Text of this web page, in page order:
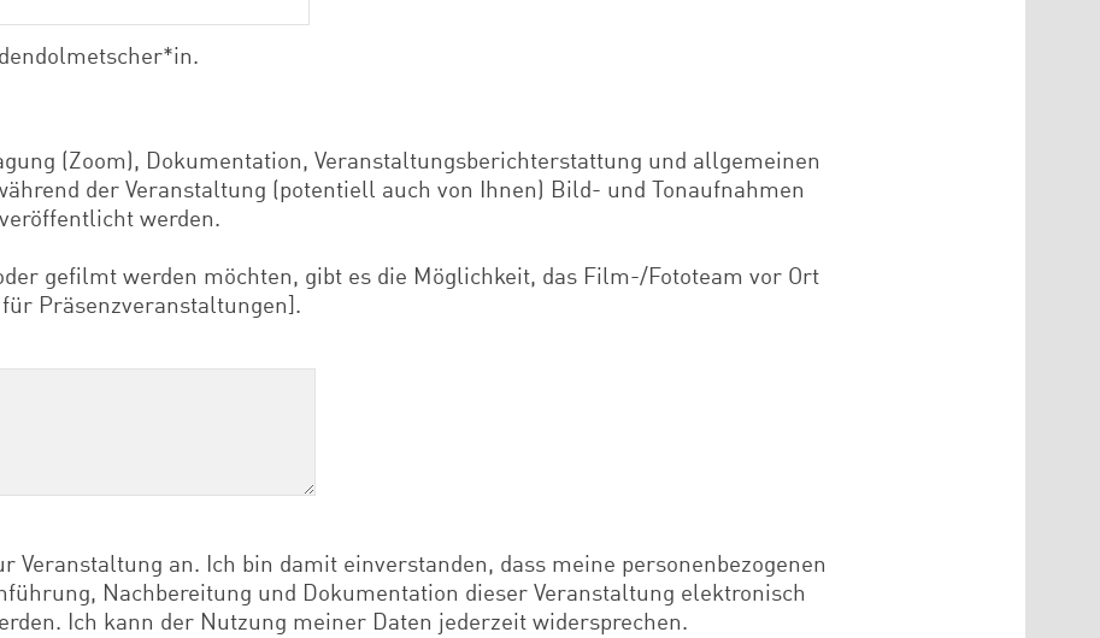
(Zoom), Dokumentation, Veranstaltungsberichterstattung und allgemeinen
der Veranstaltung (potentiell auch von Ihnen) Bild- und Tonaufnahmen
werden.
gefilmt werden möchten, gibt es die Möglichkeit, das Film-/Fototeam vor Ort
Präsenzveranstaltungen].
Veranstaltung an. Ich bin damit einverstanden, dass meine personenbezogenen
Nachbereitung und Dokumentation dieser Veranstaltung elektronisch
Ich kann der Nutzung meiner Daten jederzeit widersprechen.